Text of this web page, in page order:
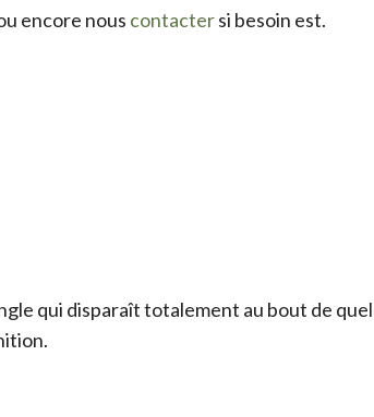
encore nous contactersi besoin est.
qui disparaît totalement au bout de